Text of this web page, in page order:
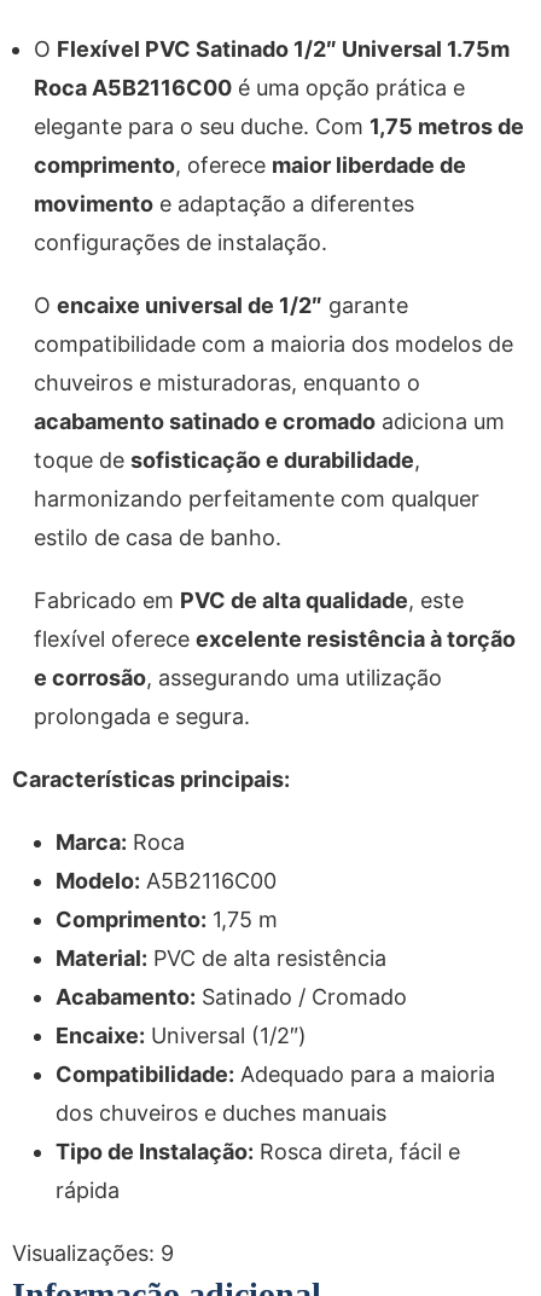
O Flexível PVC Satinado 1/2″ Universal 1.75m
Roca A5B2116C00 é uma opção prática e
elegante para o seu duche. Com 1,75 metros de
comprimento, oferece maior liberdade de
movimento e adaptação a diferentes
configurações de instalação.
O encaixe universal de 1/2″ garante
compatibilidade com a maioria dos modelos de
chuveiros e misturadoras, enquanto o
acabamento satinado e cromado adiciona um
toque de sofisticação e durabilidade,
harmonizando perfeitamente com qualquer
estilo de casa de banho.
Fabricado em PVC de alta qualidade, este
flexível oferece excelente resistência à torção
e corrosão, assegurando uma utilização
prolongada e segura.
Características principais:
Marca: Roca
Modelo: A5B2116C00
Comprimento: 1,75 m
Material: PVC de alta resistência
Acabamento: Satinado / Cromado
Encaixe: Universal (1/2″)
Compatibilidade: Adequado para a maioria
dos chuveiros e duches manuais
Tipo de Instalação: Rosca direta, fácil e
rápida
Visualizações: 9